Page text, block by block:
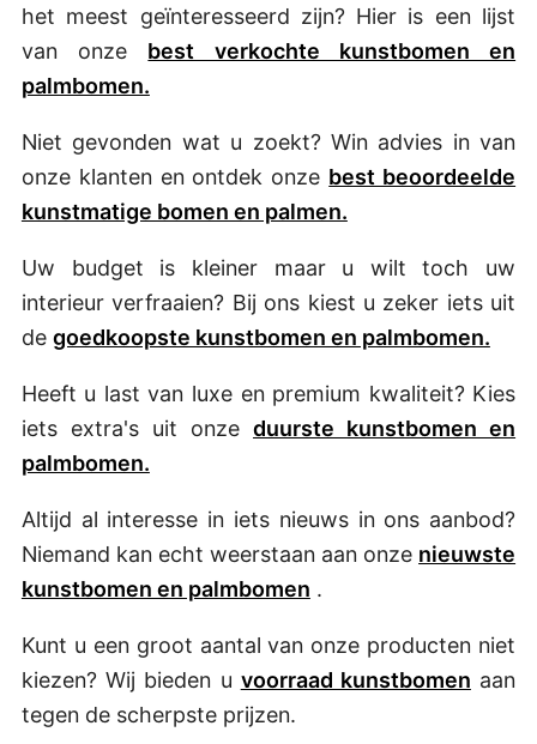
het meest geïnteresseerd zijn? Hier is een lijst
van onze best verkochte kunstbomen en
palmbomen.
Niet gevonden wat u zoekt? Win advies in van
onze klanten en ontdek onze best beoordeelde
kunstmatige bomen en palmen.
Uw budget is kleiner maar u wilt toch uw
interieur verfraaien? Bij ons kiest u zeker iets uit
de goedkoopste kunstbomen en palmbomen.
Heeft u last van luxe en premium kwaliteit? Kies
iets extra's uit onzeduurste kunstbomen en
palmbomen.
Altijd al interesse in iets nieuws in ons aanbod?
Niemand kan echt weerstaan aan onze nieuwste
kunstbomen en palmbomen .
Kunt u een groot aantal van onze producten niet
kiezen? Wij bieden u voorraad kunstbomen aan
tegen de scherpste prijzen.